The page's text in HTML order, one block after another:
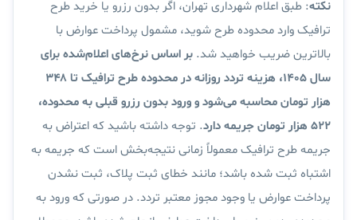
نکته: طبق اعلام شهرداری تهران، اگر بدون رزرو یا خرید طرح
ترافیک وارد محدوده طرح شوید، مشمول پرداخت عوارض با
بالاترین ضریب خواهید شد. بر اساس نرخ‌های اعلام‌شده برای
سال ۱۴۰۵، هزینه تردد روزانه در محدوده طرح ترافیک تا ۳۴۸
هزار تومان محاسبه می‌شود و ورود بدون رزرو قبلی به محدوده،
۵۲۲ هزار تومان جریمه دارد
. توجه داشته باشید که اعتراض به
جریمه طرح ترافیک معمولاً زمانی نتیجه‌بخش است که جریمه به
اشتباه ثبت شده باشد؛ مانند خطای ثبت پلاک، ثبت نشدن
پرداخت عوارض یا وجود مجوز معتبر تردد. در صورتی که ورود به